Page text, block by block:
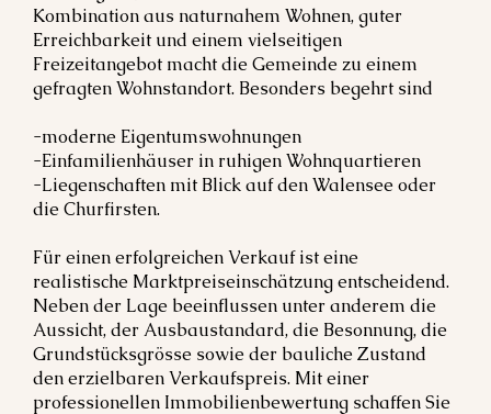
Kombination aus naturnahem Wohnen, guter
Erreichbarkeit und einem vielseitigen
Freizeitangebot macht die Gemeinde zu einem
gefragten Wohnstandort. Besonders begehrt sind
-moderne Eigentumswohnungen
-Einfamilienhäuser in ruhigen Wohnquartieren
-Liegenschaften mit Blick auf den Walensee oder
die Churfirsten.
Für einen erfolgreichen Verkauf ist eine
realistische Marktpreiseinschätzung entscheidend.
Neben der Lage beeinflussen unter anderem die
Aussicht, der Ausbaustandard, die Besonnung, die
Grundstücksgrösse sowie der bauliche Zustand
den erzielbaren Verkaufspreis. Mit einer
professionellen Immobilienbewertung schaffen Sie